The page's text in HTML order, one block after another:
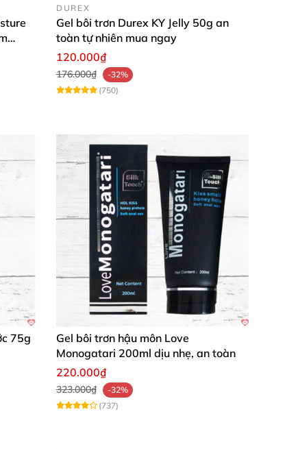
có muốn thêm một vài emoji nữa hay
DUREX
Gel bôi trơn Durex KY Jelly 50g an
toàn tự nhiên mua ngay
120.000₫
176.000₫
-32%
(750)
75g
Gel bôi trơn hậu môn Love
Monogatari 200ml dịu nhẹ, an toàn
220.000₫
323.000₫
-32%
(737)